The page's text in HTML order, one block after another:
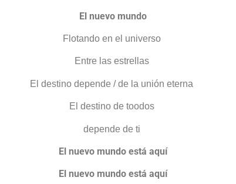
El nuevo mundo
Flotando en el universo
Entre las estrellas
El destino depende / de la unión eterna
El destino de toodos
depende de ti
El nuevo mundo está aquí
El nuevo mundo está aquí